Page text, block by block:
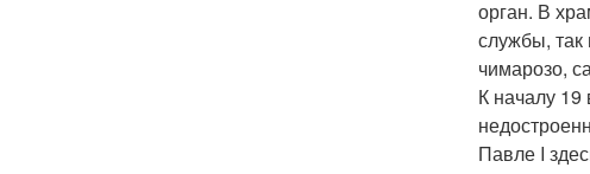
орган. В
службы,
чимарозо,
К началу 19
Павле I